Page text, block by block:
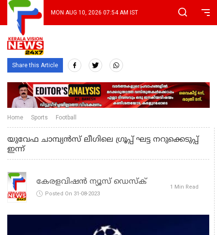
MON AUG 10, 2026 07:54 AM IST
Share this Article
Home Sports Football
യുവേഫ ചാമ്പ്യൻസ് ലീഗിലെ ഗ്രൂപ്പ് ഘട്ട നറുക്കെടുപ്പ്
ഇന്ന്
കേരളവിഷൻ ന്യൂസ് ഡെസ്‌ക്
Posted On 31-08-2023
1 Min Read